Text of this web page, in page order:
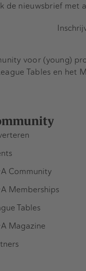
de nieuwsbrief met
Community
Memberships
Tables
Magazine
voor (young)
Tables en het